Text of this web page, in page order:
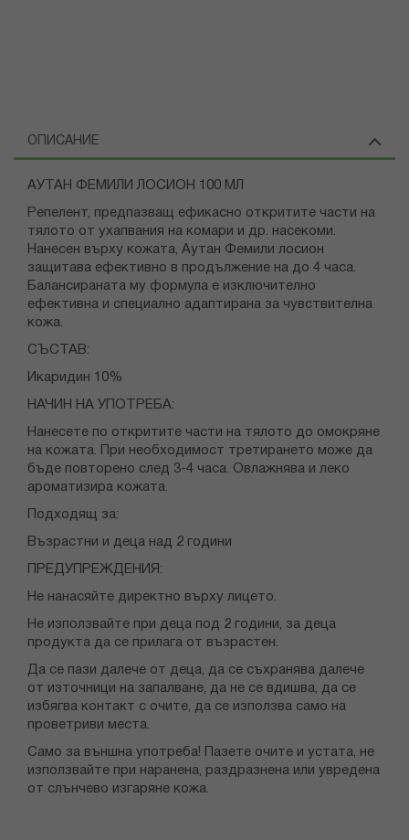
ОПИСАНИЕ
АУТАН ФЕМИЛИ ЛОСИОН 100 МЛ
Репелент, предпазващ ефикасно откритите части на
тялото от ухапвания на комари и др. насекоми.
Нанесен върху кожата, Аутан Фемили лосион
защитава ефективно в продължение на до 4 часа.
Балансираната му формула е изключително
ефективна и специално адаптирана за чувствителна
кожа.
СЪСТАВ:
Икаридин 10%
НАЧИН НА УПОТРЕБА:
Нанесете по откритите части на тялото до омокряне
на кожата. При необходимост третирането може да
бъде повторено след 3-4 часа. Овлажнява и леко
ароматизира кожата.
Подходящ за:
Възрастни и деца над 2 години
ПРЕДУПРЕЖДЕНИЯ:
Не нанасяйте директно върху лицето.
Не използвайте при деца под 2 години, за деца
продукта да се прилага от възрастен.
Да се пази далече от деца, да се съхранява далече
от източници на запалване, да не се вдишва, да се
избягва контакт с очите, да се използва само на
проветриви места.
Само за външна употреба! Пазете очите и устата, не
използвайте при наранена, раздразнена или увредена
от слънчево изгаряне кожа.